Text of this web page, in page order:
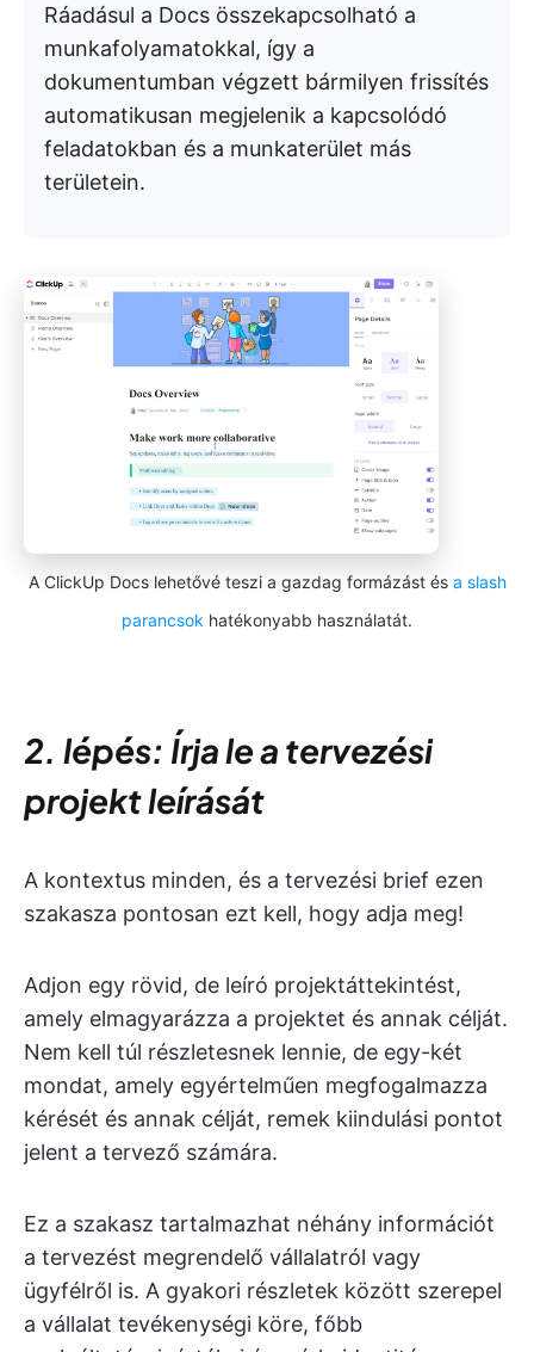
Ráadásul a Docs összekapcsolható a
munkafolyamatokkal, így a
dokumentumban végzett bármilyen frissítés
automatikusan megjelenik a kapcsolódó
feladatokban és a munkaterület más
területein.
A ClickUp Docs lehetővé teszi a gazdag formázást és a slash
parancsok hatékonyabb használatát.
2. lépés: Írja le a tervezési
projekt leírását
A kontextus minden, és a tervezési brief ezen
szakasza pontosan ezt kell, hogy adja meg!
Adjon egy rövid, de leíró projektáttekintést,
amely elmagyarázza a projektet és annak célját.
Nem kell túl részletesnek lennie, de egy-két
mondat, amely egyértelműen megfogalmazza
kérését és annak célját, remek kiindulási pontot
jelent a tervező számára.
Ez a szakasz tartalmazhat néhány információt
a tervezést megrendelő vállalatról vagy
ügyfélről is. A gyakori részletek között szerepel
a vállalat tevékenységi köre, főbb